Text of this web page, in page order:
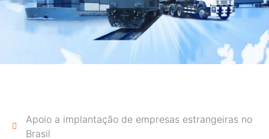
Apoio a implantação de empresas estrangeiras no
Brasil